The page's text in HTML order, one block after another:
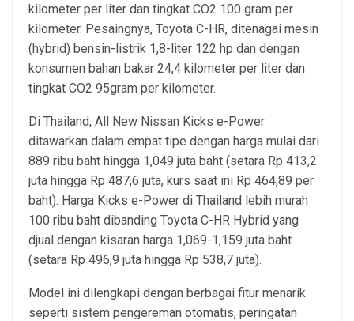
kilometer per liter dan tingkat CO2 100 gram per
kilometer. Pesaingnya, Toyota C-HR, ditenagai mesin
(hybrid) bensin-listrik 1,8-liter 122 hp dan dengan
konsumen bahan bakar 24,4 kilometer per liter dan
tingkat CO2 95gram per kilometer.
Di Thailand, All New Nissan Kicks e-Power
ditawarkan dalam empat tipe dengan harga mulai dari
889 ribu baht hingga 1,049 juta baht (setara Rp 413,2
juta hingga Rp 487,6 juta, kurs saat ini Rp 464,89 per
baht). Harga Kicks e-Power di Thailand lebih murah
100 ribu baht dibanding Toyota C-HR Hybrid yang
djual dengan kisaran harga 1,069-1,159 juta baht
(setara Rp 496,9 juta hingga Rp 538,7 juta).
Model ini dilengkapi dengan berbagai fitur menarik
seperti sistem pengereman otomatis, peringatan